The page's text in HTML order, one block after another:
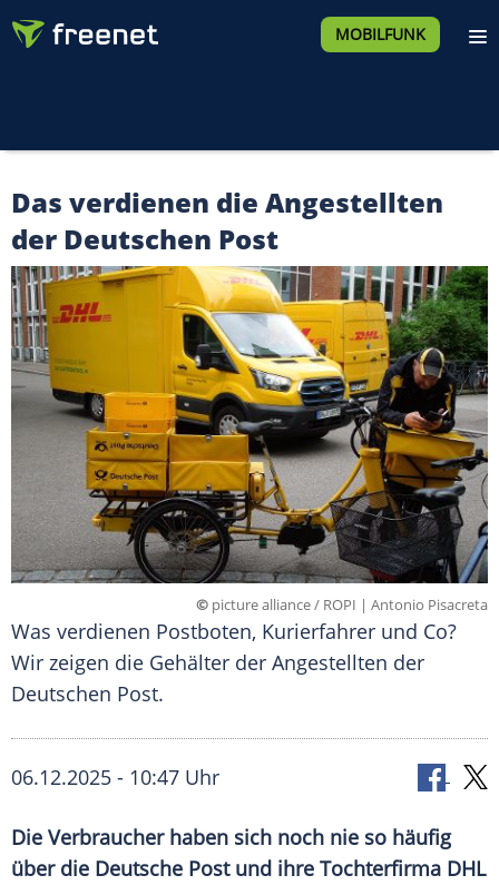
MOBILFUNK
Das verdienen die Angestellten
der Deutschen Post
© picture alliance / ROPI | Antonio Pisacreta
Was verdienen Postboten, Kurierfahrer und Co?
Wir zeigen die Gehälter der Angestellten der
Deutschen Post.
06.12.2025 - 10:47 Uhr
Die Verbraucher haben sich noch nie so häufig
über die Deutsche Post und ihre Tochterfirma DHL